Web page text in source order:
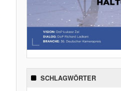
SCHLAGWÖRTER